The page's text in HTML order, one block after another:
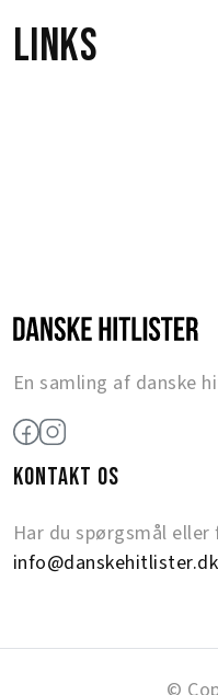
Links
En samling af danske
KONTAKT OS
Har du spørgsmål eller
info@danskehitlister.dk